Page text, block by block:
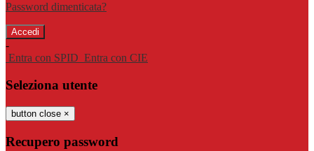
Password dimenticata?
-
Entra con SPID Entra con CIE
Seleziona utente
button close ×
Recupero password